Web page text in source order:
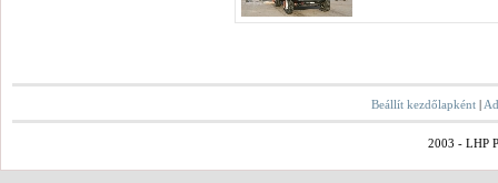
Beállít kezdőlapként |
2003 - LHP